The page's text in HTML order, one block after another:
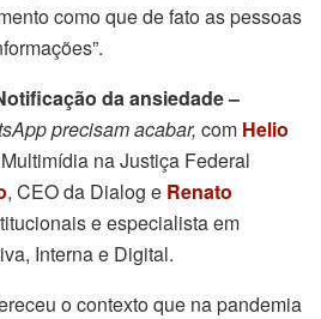
como que de fato as pessoas
da ansiedade –
precisam acabar, com Helio
na Justiça Federal
, CEO da Dialog e Renato
e especialista em
Interna e Digital.
o contexto que na pandemia